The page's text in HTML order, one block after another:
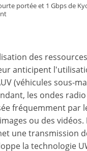
portée et 1 Gbps de
des
anticipent
(véhicules sous-
les ondes
fréquemment par
ou des
une transmission
la technologie